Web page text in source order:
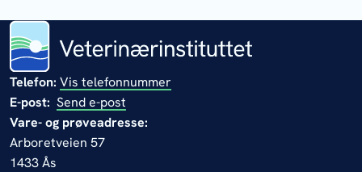
Telefon: Vis telefonnummer
E-post: Send e-post
Vare- og prøveadresse:
Arboretveien 57
1433 Ås